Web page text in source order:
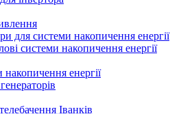
для системи накопичення енергії
системи накопичення енергії
енергії
Іванків